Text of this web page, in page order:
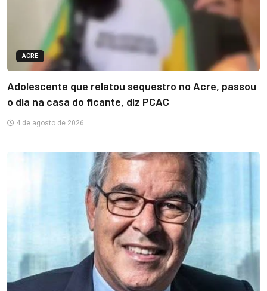
ACRE
Adolescente que relatou sequestro no Acre, passou
o dia na casa do ficante, diz PCAC
4 de agosto de 2026